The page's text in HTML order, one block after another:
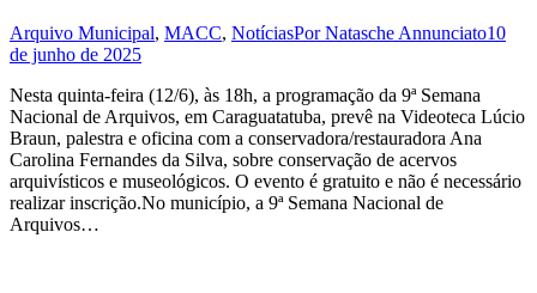
Arquivo Municipal, MACC, NotíciasPorNatasche Annunciato10
de junho de 2025
Nesta quinta-feira (12/6), às 18h, a programação da 9ª Semana
Nacional de Arquivos, em Caraguatatuba, prevê na Videoteca Lúcio
Braun, palestra e oficina com a conservadora/restauradora Ana
Carolina Fernandes da Silva, sobre conservação de acervos
arquivísticos e museológicos. O evento é gratuito e não é necessário
realizar inscrição.No município, a 9ª Semana Nacional de
Arquivos…